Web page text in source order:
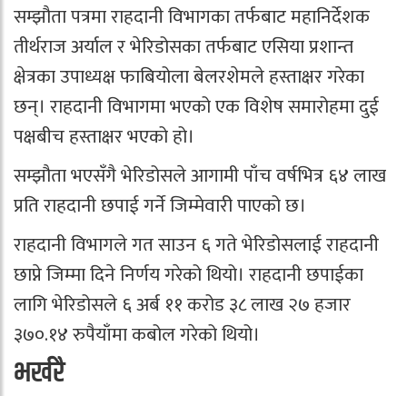
सम्झौता पत्रमा राहदानी विभागका तर्फबाट महानिर्देशक
तीर्थराज अर्याल र भेरिडोसका तर्फबाट एसिया प्रशान्त
क्षेत्रका उपाध्यक्ष फाबियोला बेलरशेमले हस्ताक्षर गरेका
छन्। राहदानी विभागमा भएको एक विशेष समारोहमा दुई
पक्षबीच हस्ताक्षर भएको हो।
सम्झौता भएसँगै भेरिडोसले आगामी पाँच वर्षभित्र ६४ लाख
प्रति राहदानी छपाई गर्ने जिम्मेवारी पाएको छ।
राहदानी विभागले गत साउन ६ गते भेरिडोसलाई राहदानी
छाप्ने जिम्मा दिने निर्णय गरेको थियो। राहदानी छपाईका
लागि भेरिडोसले ६ अर्ब ११ करोड ३८ लाख २७ हजार
३७०.१४ रुपैयाँमा कबोल गरेको थियो।
भर्खरै